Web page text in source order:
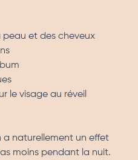
peau et des cheveux
le visage au réveil
a naturellement un effet
moins pendant la nuit.